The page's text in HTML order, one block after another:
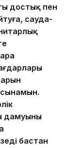
достық пен
сауда-
бастан